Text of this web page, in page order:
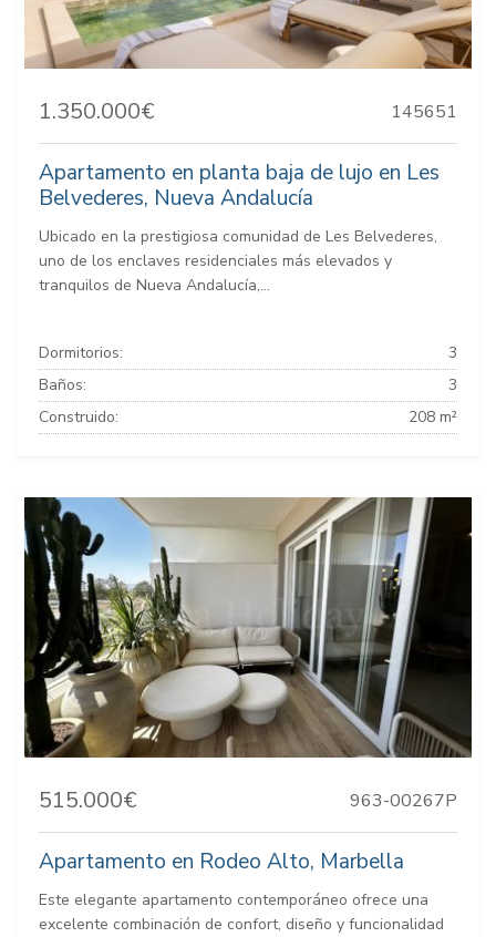
1.350.000€ 145651
Apartamento en planta baja de lujo en Les
Belvederes, Nueva Andalucía
Ubicado en la prestigiosa comunidad de Les Belvederes,
uno de los enclaves residenciales más elevados y
tranquilos de Nueva Andalucía,...
Dormitorios:
3
Baños:
3
Construido:
208 m²
515.000€ 963-00267P
Apartamento en Rodeo Alto, Marbella
Este elegante apartamento contemporáneo ofrece una
excelente combinación de confort, diseño y funcionalidad